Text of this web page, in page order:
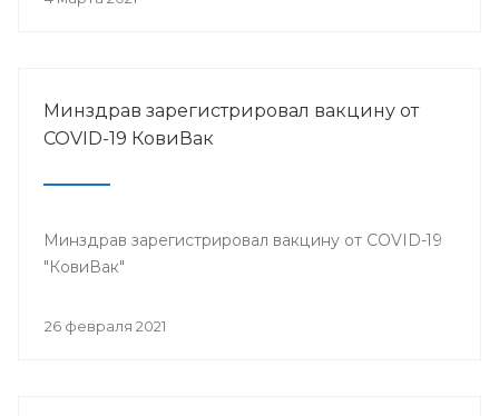
Минздрав зарегистрировал вакцину от
COVID-19 КовиВак
Минздрав зарегистрировал вакцину от COVID-19
"КовиВак"
26 февраля 2021